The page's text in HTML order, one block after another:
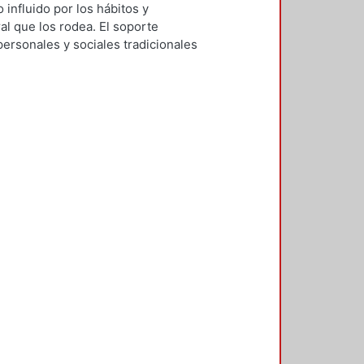
influido por los hábitos y
que los rodea. El soporte
y sociales tradicionales